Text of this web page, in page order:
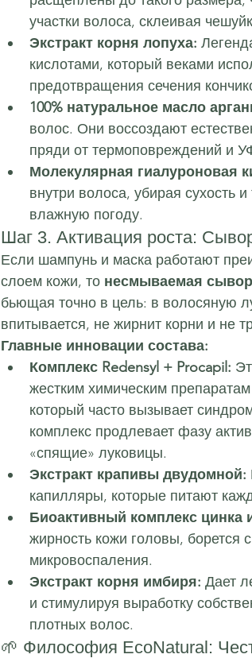
участки волоса, склеивая
Экстракт корня лопуха:
кислотами, который веками
предотвращения сечения
100% натуральное масло
волос. Они воссоздают
пряди от термоповреждений и
Молекулярная гиалуроновая
внутри волоса, убирая
влажную погоду.
Шаг 3. Активация роста:
Если шампунь и маска работают
слоем кожи, то несмываемая
бьющая точно в цель: в волосяную
впитывается, не жирнит корни и не
Главные инновации состава:
Комплекс Redensyl + Procapil:
жестким химическим
который часто вызывает
комплекс продлевает фазу
«спящие» луковицы.
Экстракт крапивы двудомной:
капилляры, которые питают
Биоактивный комплекс цинка
жирность кожи головы,
микровоспаления.
Экстракт корня имбиря: Дает
и стимулируя выработку
плотных волос.
🌱 Философия EcoNatural: